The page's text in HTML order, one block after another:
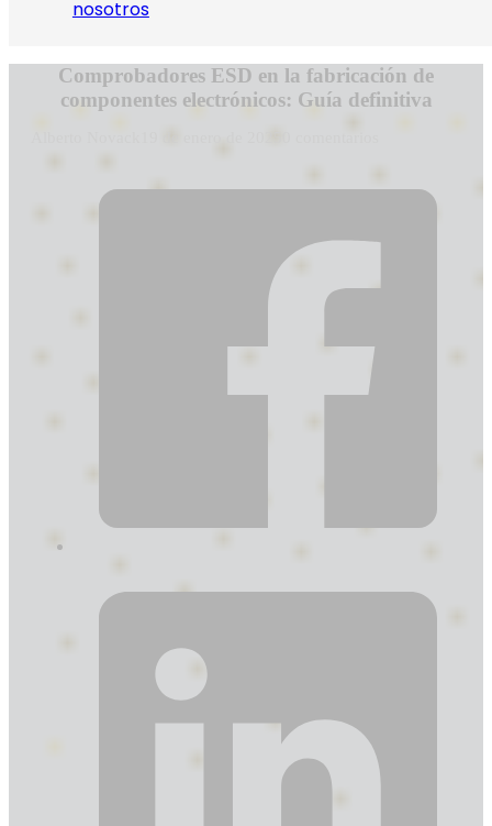
nosotros
Comprobadores ESD en la fabricación de
componentes electrónicos: Guía definitiva